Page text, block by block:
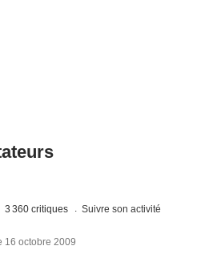
3 360 critiques Suivre son activité
16 octobre 2009